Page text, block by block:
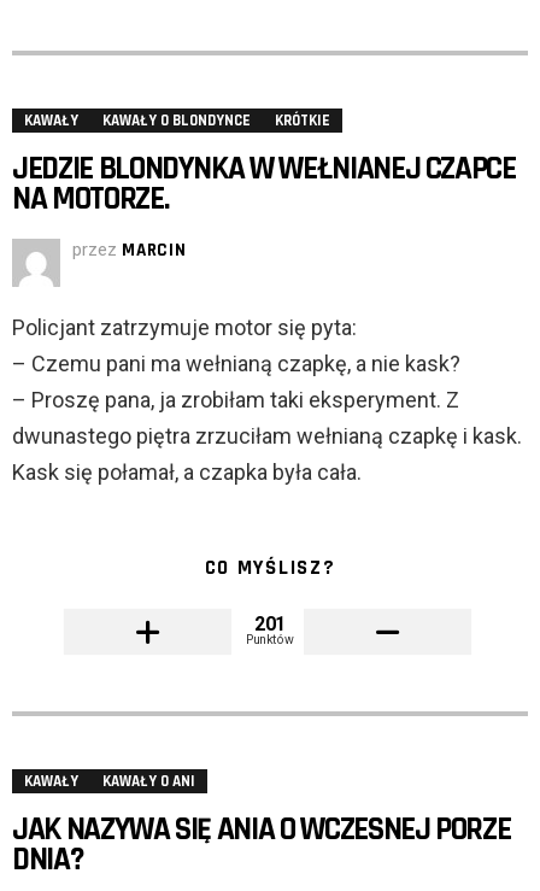
KAWAŁY KAWAŁY O BLONDYNCE KRÓTKIE
JEDZIE BLONDYNKA W WEŁNIANEJ CZAPCE
NA MOTORZE.
przez MARCIN
Policjant zatrzymuje motor się pyta:
– Czemu pani ma wełnianą czapkę, a nie kask?
– Proszę pana, ja zrobiłam taki eksperyment. Z
dwunastego piętra zrzuciłam wełnianą czapkę i kask.
Kask się połamał, a czapka była cała.
CO MYŚLISZ?
201
Punktów
KAWAŁY KAWAŁY O ANI
JAK NAZYWA SIĘ ANIA O WCZESNEJ PORZE
DNIA?